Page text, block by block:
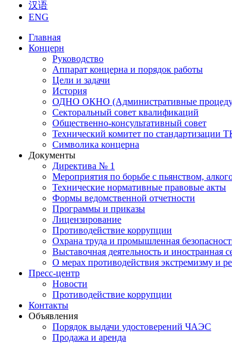
汉语
ENG
Главная
Концерн
Руководство
Аппарат концерна и порядок работы
Цели и задачи
История
ОДНО ОКНО (Административные
Секторальный совет квалификаций
Общественно-консультативный совет
Технический комитет по стандартизации
Символика концерна
Документы
Директива № 1
Мероприятия по борьбе с пьянством,
Технические нормативные правовые акты
Формы ведомственной отчетности
Программы и приказы
Лицензирование
Противодействие коррупции
Охрана труда и промышленная
Выставочная деятельность и иностранная
О мерах противодействия экстремизму и
Пресс-центр
Новости
Противодействие коррупции
Контакты
Объявления
Порядок выдачи удостоверений ЧАЭС
Продажа и аренда